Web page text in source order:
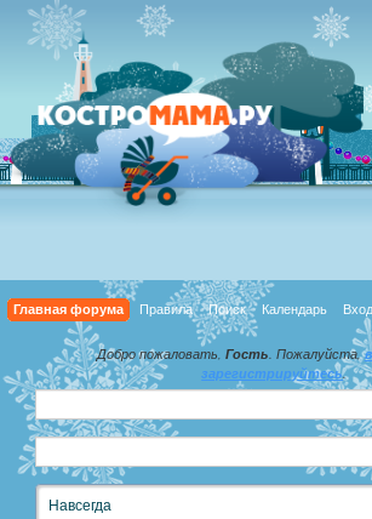
Главная форума Правила Поиск Календарь Вход
Добро пожаловать, Гость . Пожалуйста,
зарегистрируйтесь.